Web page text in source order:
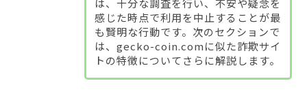
感じた時点で利用を中止することが最
も賢明な行動です。次のセクションで
は、gecko-coin.comに似た詐欺サイ
トの特徴についてさらに解説します。